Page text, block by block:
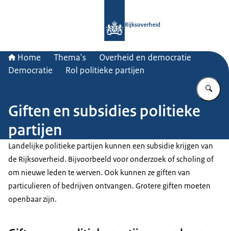
Rijksoverheid
Home Thema's
Overheid en democratie
Democratie
Rol politieke partijen
Giften en subsidies politieke
partijen
Landelijke politieke partijen kunnen een subsidie krijgen van
de Rijksoverheid. Bijvoorbeeld voor onderzoek of scholing of
om nieuwe leden te werven. Ook kunnen ze giften van
particulieren of bedrijven ontvangen. Grotere giften moeten
openbaar zijn.